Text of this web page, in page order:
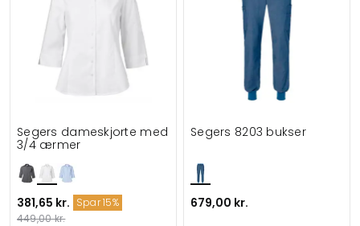
Segers dameskjorte med
3/4 ærmer
381,65 kr. Spar 15%
449,00 kr.
Segers 8203 bukser
679,00 kr.